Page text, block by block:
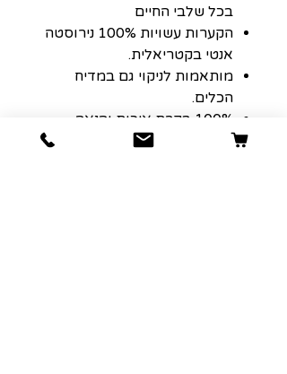
בכל שלבי החיים
הקערות עשויות 100% נירוסטה
אנטי בקטריאלית.
מותאמות לניקוי גם במדיח
הכלים.
100% בקרת איכות והנאה
מובטחת